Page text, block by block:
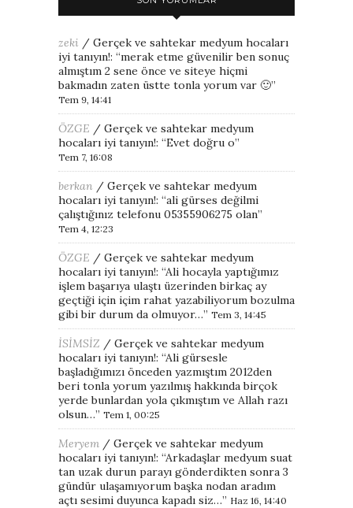
zeki / Gerçek ve sahtekar medyum hocaları
iyi tanıyın!: “merak etme güvenilir ben sonuç
almıştım 2 sene önce ve siteye hiçmi
bakmadın zaten üstte tonla yorum var 🙂”
Tem 9, 14:41
ÖZGE / Gerçek ve sahtekar medyum
hocaları iyi tanıyın!: “Evet doğru o”
Tem 7, 16:08
berkan / Gerçek ve sahtekar medyum
hocaları iyi tanıyın!: “ali gürses değilmi
çalıştığınız telefonu 05355906275 olan”
Tem 4, 12:23
ÖZGE / Gerçek ve sahtekar medyum
hocaları iyi tanıyın!: “Ali hocayla yaptığımız
işlem başarıya ulaştı üzerinden birkaç ay
geçtiği için içim rahat yazabiliyorum bozulma
gibi bir durum da olmuyor…” Tem 3, 14:45
İSİMSİZ / Gerçek ve sahtekar medyum
hocaları iyi tanıyın!: “Ali gürsesle
başladığımızı önceden yazmıştım 2012den
beri tonla yorum yazılmış hakkında birçok
yerde bunlardan yola çıkmıştım ve Allah razı
olsun…” Tem 1, 00:25
Meryem / Gerçek ve sahtekar medyum
hocaları iyi tanıyın!: “Arkadaşlar medyum suat
tan uzak durun parayı gönderdikten sonra 3
gündür ulaşamıyorum başka nodan aradım
açtı sesimi duyunca kapadı siz…” Haz 16, 14:40